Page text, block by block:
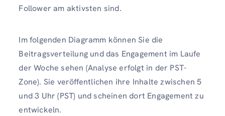
Follower am aktivsten sind.
Im folgenden Diagramm können Sie die
Beitragsverteilung und das Engagement im Laufe
der Woche sehen (Analyse erfolgt in der PST-
Zone). Sie veröffentlichen ihre Inhalte zwischen 5
und 3 Uhr (PST) und scheinen dort Engagement zu
entwickeln.